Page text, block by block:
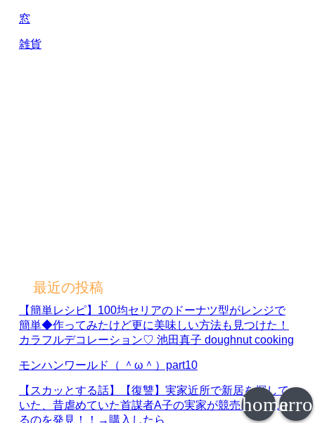
窓
雑貨
最近の投稿
【簡単レシピ】100均セリアのドーナツ型がレンジで
簡単◆作ってみたけど更に美味しい方法も見つけた！
カラフルデコレーション♡ 池田真子 doughnut cooking
モンハンワールド（ ＾ω＾）part10
【スカッとする話】【復讐】実家近所で新居を探して
いた、昔虐めていた首謀者A子の実家が競売に出てい
るのを発見！！→購入したら
home